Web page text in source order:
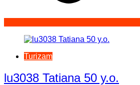
Turizam
lu3038 Tatiana 50 y.o.